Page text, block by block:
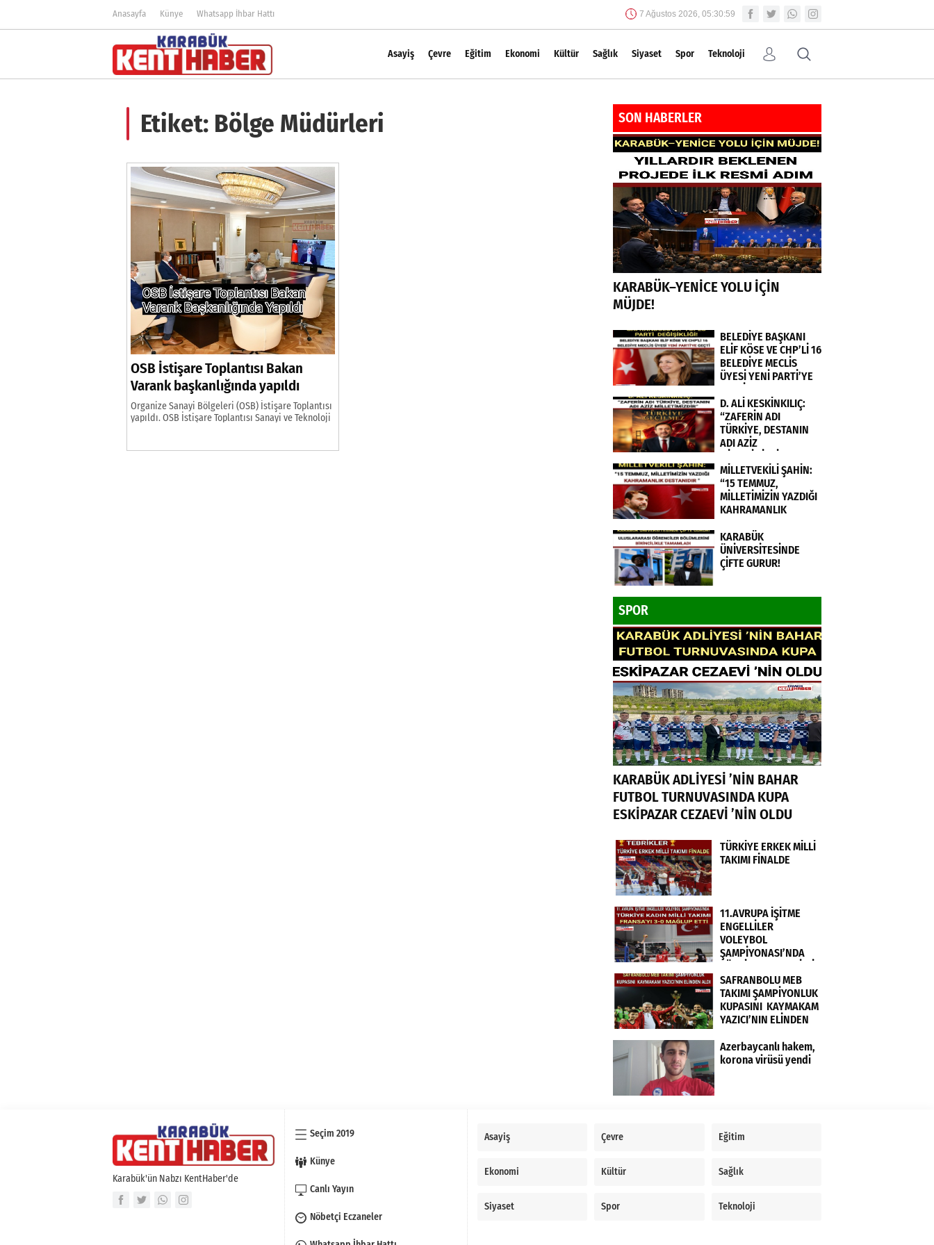
Anasayfa Künye Whatsapp İhbar Hattı 7 Ağustos 2026, 05:31:00
Asayiş Çevre Eğitim Ekonomi Kültür Sağlık Siyaset Spor Teknoloji
Etiket: Bölge Müdürleri
OSB İstişare Toplantısı Bakan
Varank başkanlığında yapıldı
Organize Sanayi Bölgeleri (OSB) İstişare Toplantısı
yapıldı. OSB İstişare Toplantısı Sanayi ve Teknoloji
Organize Sanayi Bölgesi Yönetim Kurulu Başkanı ve
SON HABERLER
KARABÜK–YENİCE YOLU İÇİN
MÜJDE!
BELEDİYE BAŞKANI
ELİF KÖSE VE CHP’Lİ 16
BELEDİYE MECLİS
ÜYESİ YENİ PARTİ’YE
D. ALİ KESKİNKILIÇ:
“ZAFERİN ADI
TÜRKİYE, DESTANIN
ADI AZİZ
MİLLETVEKİLİ ŞAHİN:
“15 TEMMUZ,
MİLLETİMİZİN YAZDIĞI
KAHRAMANLIK
KARABÜK
ÜNİVERSİTESİNDE
ÇİFTE GURUR!
SPOR
KARABÜK ADLİYESİ ’NİN BAHAR
FUTBOL TURNUVASINDA KUPA
ESKİPAZAR CEZAEVİ ’NİN OLDU
TÜRKİYE ERKEK MİLLİ
TAKIMI FİNALDE
11.AVRUPA İŞİTME
ENGELLİLER
VOLEYBOL
ŞAMPİYONASI’NDA
TAKIMI FRANSA’YI 3-0
MAĞLUP ETTİ
SAFRANBOLU MEB
TAKIMI ŞAMPİYONLUK
KUPASINI KAYMAKAM
YAZICI’NIN ELİNDEN
Azerbaycanlı hakem,
korona virüsü yendi
Karabük'ün Nabzı KentHaber'de
Seçim 2019
Künye
Canlı Yayın
Nöbetçi Eczaneler
Asayiş Çevre Eğitim
Ekonomi Kültür Sağlık
Siyaset Spor Teknoloji